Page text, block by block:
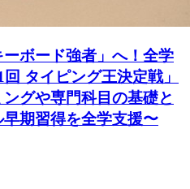
ボード強者」へ！全学
タイピング王決定戦」
グや専門科目の基礎と
期習得を全学支援〜